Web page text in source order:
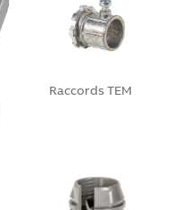
Raccords TEM